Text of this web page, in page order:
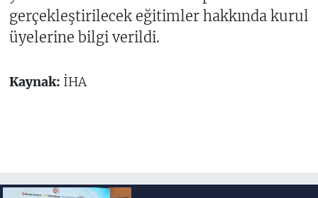
gerçekleştirilecek eğitimler hakkında kurul
üyelerine bilgi verildi.
Kaynak: İHA